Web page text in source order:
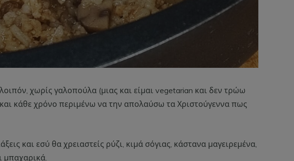
χωρίς γαλοπούλα (μιας και είμαι vegetarian και δεν τρώω
κάθε χρόνο περιμένω να την απολαύσω τα Χριστούγεννα πως
και εσύ θα χρειαστείς ρύζι, κιμά σόγιας, κάστανα μαγειρεμένα,
μπαχαρικά.